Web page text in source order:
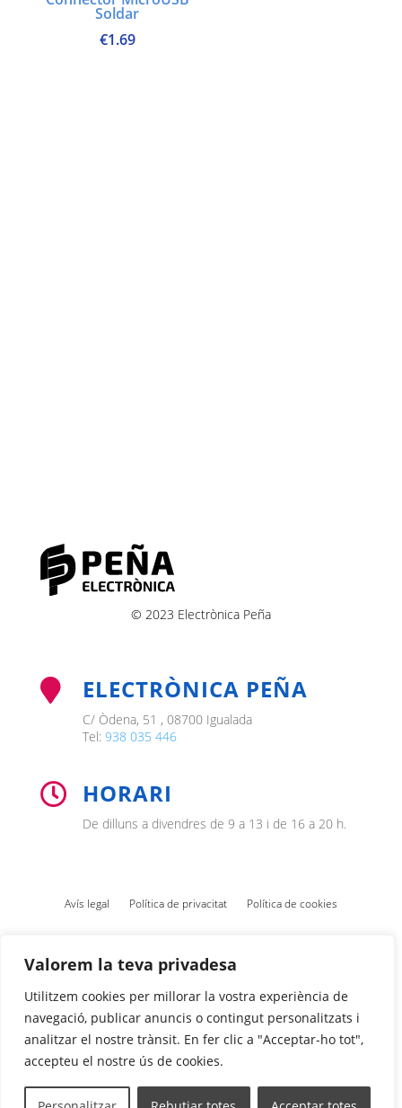
Valorem la teva privadesa
Utilitzem cookies per millorar la vostra experiència de
navegació, publicar anuncis o contingut personalitzats i
analitzar el nostre trànsit. En fer clic a "Acceptar-ho tot",
accepteu el nostre ús de cookies.
Soldar
€1.69
© 2023 Electrònica Peña
 ELECTRÒNICA PEÑA
C/ Òdena, 51 , 08700 Igualada
Tel: 938 035 446
 HORARI
De dilluns a divendres de 9 a 13 i de 16 a 20 h.
Avís legal Política de privacitat Política de cookies